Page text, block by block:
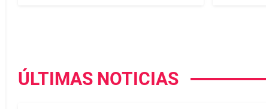
ÚLTIMAS NOTICIAS